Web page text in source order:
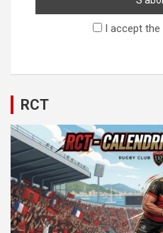
I accept the
RCT